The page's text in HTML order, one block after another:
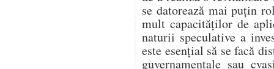
se datorează mai puțin
mult capacităților de
naturii speculative a
este esențial să se facă
guvernamentale sau